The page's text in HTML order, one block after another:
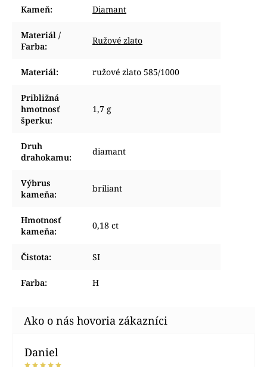
Kameň: Diamant
Materiál /
Farba:
Ružové zlato
Materiál: ružové zlato 585/1000
Približná
hmotnosť
šperku:
1,7 g
Druh
drahokamu:
diamant
Výbrus
kameňa:
briliant
Hmotnosť
kameňa:
0,18 ct
Čistota: SI
Farba: H
Daniel